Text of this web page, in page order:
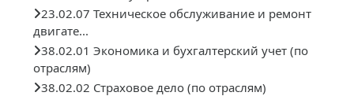
23.02.07 Техническое обслуживание и ремонт
двигате...
38.02.01 Экономика и бухгалтерский учет (по
отраслям)
38.02.02 Страховое дело (по отраслям)